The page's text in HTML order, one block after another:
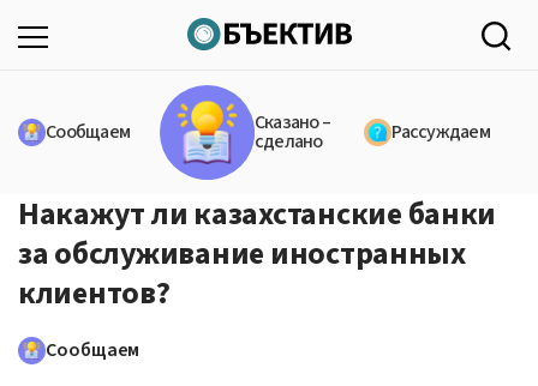
Сообщаем Сказано –
сделано Рассуждаем
Накажут ли казахстанские банки
за обслуживание иностранных
клиентов?
Сообщаем